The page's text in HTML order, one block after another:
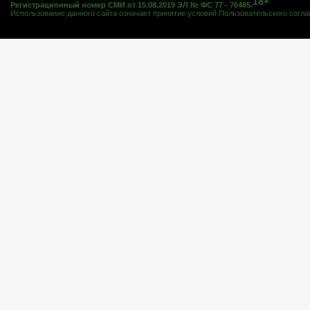
Регистрационный номер СМИ от 15.08.2019 ЭЛ № ФС 77 - 76485.
Использование данного сайта означает принятие условий Пользовательского